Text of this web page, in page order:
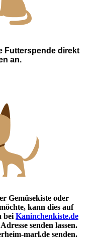
Futterspende direkt
an.
Gemüsekiste oder
kann dies auf
bei Kaninchenkiste.de
senden lassen.
marl.de senden.